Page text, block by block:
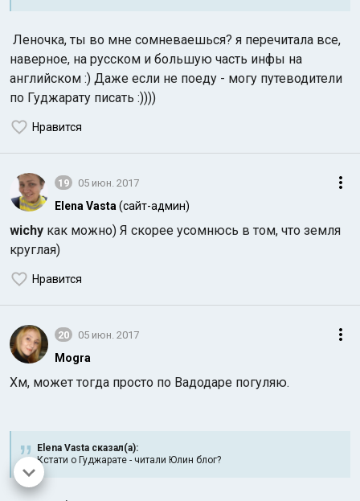
Леночка, ты во мне сомневаешься? я перечитала все,
наверное, на русском и большую часть инфы на
английском :) Даже если не поеду - могу путеводители
по Гуджарату писать :))))
Нравится
19 05 июн. 2017
Elena Vasta (сайт-админ)
wichy как можно) Я скорее усомнюсь в том, что земля
круглая)
Нравится
20 05 июн. 2017
Mogra
Хм, может тогда просто по Вадодаре погуляю.
Elena Vasta сказал(а):
Кстати о Гуджарате - читали Юлин блог?